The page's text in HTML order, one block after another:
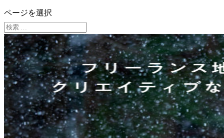
ページを選択